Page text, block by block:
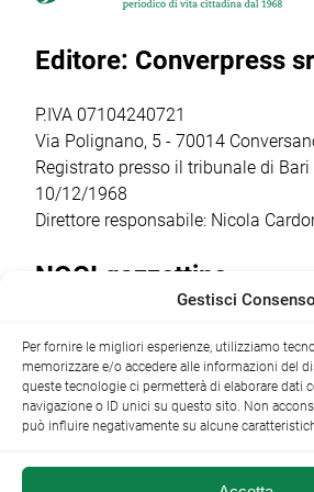
Paola,
ancora una volta
punto […]
del nuovo
che guiderà il
stagione sportiva
2026/2027 […]
Editore: Converpress
P.IVA 07104240721
Via Polignano, 5 - 70014
Registrato presso il tribunale di
10/12/1968
Direttore responsabile: Nicola
NOCI gazzettino
+39 080 4979274|
Archivio
Gestisci Consenso
Per fornire le migliori esperienze, utilizziamo
memorizzare e/o accedere alle informazioni del
queste tecnologie ci permetterà di elaborare dati
navigazione o ID unici su questo sito. Non
può influire negativamente su alcune